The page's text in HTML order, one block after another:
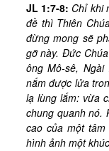
JL 1:7-8: Chỉ khi
đề thì Thiên
đừng mong sẽ
gỡ này. Đức
ông Mô-sê,
nắm được lửa
lạ lùng lắm: vừa
chung quanh nó.
cao của một
hình ảnh một